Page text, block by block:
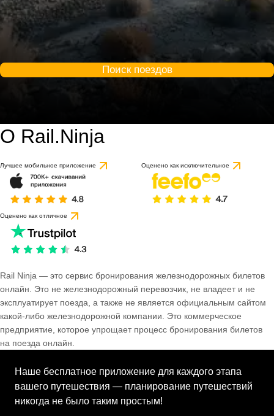
Поиск поездов
О Rail.Ninja
Лучшее мобильное приложение Оценено как исключительное
Оценено как отличное
Rail Ninja — это сервис бронирования железнодорожных билетов
онлайн. Это не железнодорожный перевозчик, не владеет и не
эксплуатирует поезда, а также не является официальным сайтом
какой-либо железнодорожной компании. Это коммерческое
предприятие, которое упрощает процесс бронирования билетов
на поезда онлайн.
Наше бесплатное приложение для каждого этапа
вашего путешествия — планирование путешествий
никогда не было таким простым!